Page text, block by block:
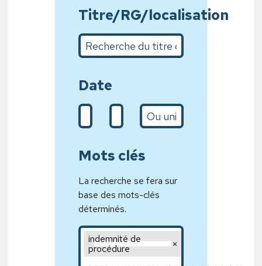
Titre/RG/localisation
Recherche du titre complet ou sur quelques
Date
De (d/m/Y)A (31/01/2020)
L’année
Mots clés
La recherche se fera sur
base des mots-clés
déterminés.
Mot clé 1,Mot clé 2,Mot clé 3
indemnité de
procédure